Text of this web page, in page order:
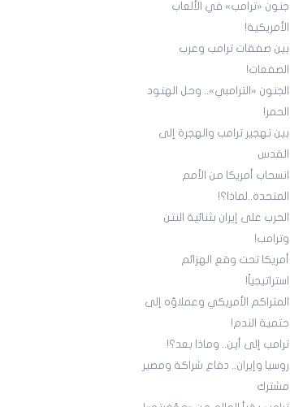
جنون «ترامب» في الألعاب
الأمريكية!
بين صفقات ترامب وعرب
الصفعات!
الجنون «الترامبي».. وحل الهنود
الحمر!
بين تهجير ترامب والهجرة إلى
القدس
انسحاب أمريكا من الأمم
المتحدة..لماذا؟!
الحرب على إيران بثنائية النتن
وترامب!
أمريكا تحت وقع الهزائم
استراتيجياً!
المتراكم الأمريكي وعملاؤه إلى
حتمية الندم!
ترامب إلى أين.. وماذا بعد؟!
روسيا وإيران.. دفاع شراكة ومصير
مشترك